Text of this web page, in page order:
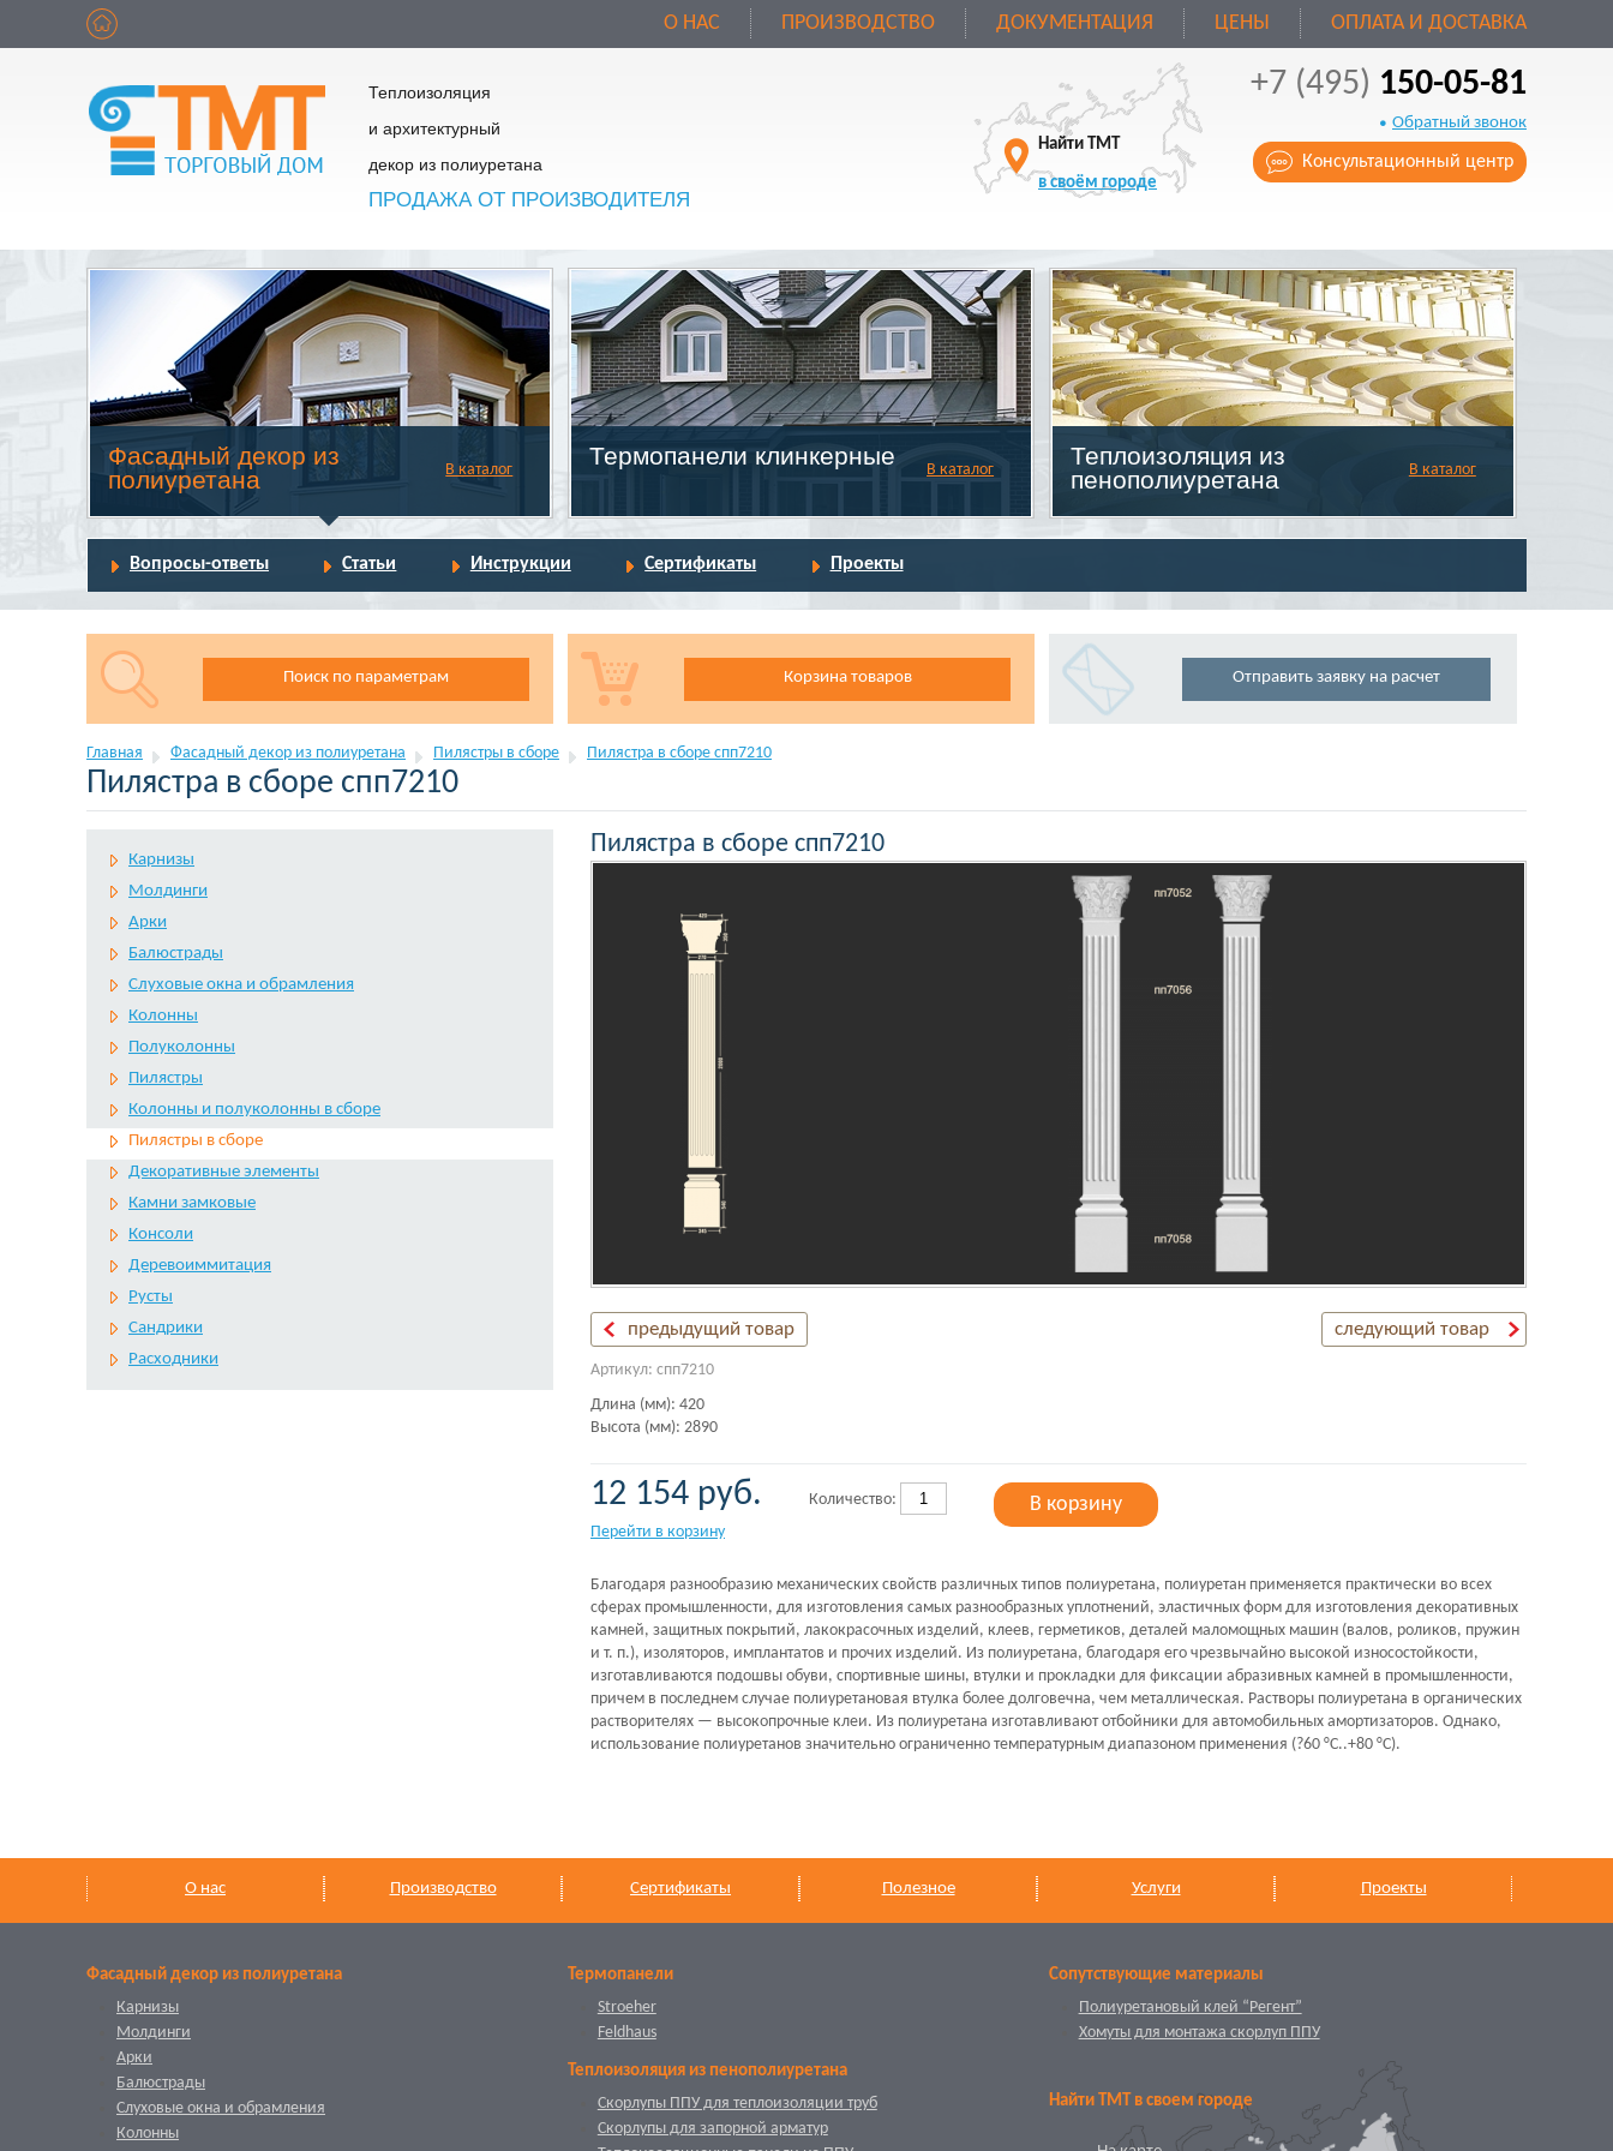
О НАС ПРОИЗВОДСТВО ДОКУМЕНТАЦИЯ ЦЕНЫ ОПЛАТА И ДОСТАВКА
Теплоизоляция
и архитектурный
декор из полиуретана
ПРОДАЖА ОТ ПРОИЗВОДИТЕЛЯ
Найти ТМТ
в своём городе
+7 (495) 150-05-81
Обратный звонок
Консультационный центр
Фасадный декор из
полиуретана
В каталог
Термопанели клинкерные
В каталог
Теплоизоляция из
пенополиуретана
В каталог
Вопросы-ответы Статьи Инструкции Сертификаты Проекты
Поиск по параметрам Корзина товаров Отправить заявку на расчет
Главная Фасадный декор из полиуретана Пилястры в сборе Пилястра в сборе спп7210
Пилястра в сборе спп7210
Карнизы
Молдинги
Арки
Балюстрады
Слуховые окна и обрамления
Колонны
Полуколонны
Пилястры
Колонны и полуколонны в сборе
Пилястры в сборе
Декоративные элементы
Камни замковые
Консоли
Деревоиммитация
Русты
Сандрики
Расходники
Пилястра в сборе спп7210
предыдущий товар следующий товар
Артикул: спп7210
Длина (мм): 420
Высота (мм): 2890
12 154 руб.
Перейти в корзину
Количество: В корзину
Благодаря разнообразию механических свойств различных типов полиуретана, полиуретан применяется практически во всех
сферах промышленности, для изготовления самых разнообразных уплотнений, эластичных форм для изготовления декоративных
камней, защитных покрытий, лакокрасочных изделий, клеев, герметиков, деталей маломощных машин (валов, роликов, пружин
и т. п.), изоляторов, имплантатов и прочих изделий. Из полиуретана, благодаря его чрезвычайно высокой износостойкости,
изготавливаются подошвы обуви, спортивные шины, втулки и прокладки для фиксации абразивных камней в промышленности,
причем в последнем случае полиуретановая втулка более долговечна, чем металлическая. Растворы полиуретана в органических
растворителях — высокопрочные клеи. Из полиуретана изготавливают отбойники для автомобильных амортизаторов. Однако,
использование полиуретанов значительно ограниченно температурным диапазоном применения (?60 °С..+80 °С).
О нас Производство Сертификаты Полезное Услуги Проекты
Фасадный декор из полиуретана
Карнизы
Молдинги
Арки
Балюстрады
Слуховые окна и обрамления
Колонны
Термопанели
Stroeher
Feldhaus
Теплоизоляция из пенополиуретана
Скорлупы ППУ для теплоизоляции труб
Скорлупы для запорной арматур
Сопутствующие материалы
Полиуретановый клей “Регент”
Хомуты для монтажа скорлуп ППУ
Найти ТМТ в своем городе